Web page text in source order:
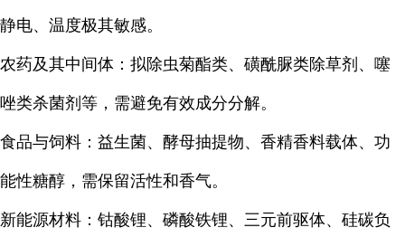
静电、温度极其敏感。
农药及其中间体：拟除虫菊酯类、磺酰脲类除草剂、噻
唑类杀菌剂等，需避免有效成分分解。
食品与饲料：益生菌、酵母抽提物、香精香料载体、功
能性糖醇，需保留活性和香气。
新能源材料：钴酸锂、磷酸铁锂、三元前驱体、硅碳负